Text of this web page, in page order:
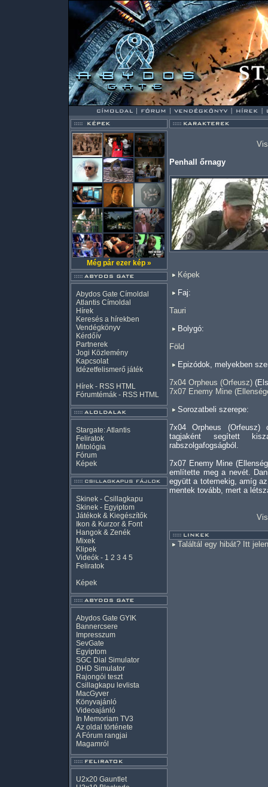
Még pár ezer kép »
Abydos Gate Címoldal
Atlantis Címoldal
Hírek
Keresés a hírekben
Vendégkönyv
Kérdőív
Partnerek
Jogi Közlemény
Kapcsolat
Idézetfelismerő játék
Hírek - RSS HTML
Fórumtémák - RSS HTML
Stargate: Atlantis
Feliratok
Mitológia
Fórum
Képek
Skinek - Csillagkapu
Skinek - Egyiptom
Játékok & Kiegészítők
Ikon & Kurzor & Font
Hangok & Zenék
Mixek
Klipek
Videók - 1 2 3 4 5
Feliratok
Képek
Abydos Gate GYIK
Bannercsere
Impresszum
SevGate
Egyiptom
SGC Dial Simulator
DHD Simulator
Rajongói teszt
Csillagkapu levlista
MacGyver
Könyvajánló
Videoajánló
In Memoriam TV3
Az oldal története
A Fórum rangjai
Magamról
U2x20 Gauntlet
Penhall őrnagy
Képek
Faj:
Tauri
Bolygó:
Föld
Epizódok, melyekben
7x04 Orpheus (Orfeusz)
7x07 Enemy Mine
Sorozatbeli szerepe:
7x04 Orpheus
tagjaként segített
rabszolgafogságból.
7x07 Enemy Mine
említette meg a nevét.
együtt a totemekig, amíg
mentek tovább, mert a
Találtál egy hibát? Itt